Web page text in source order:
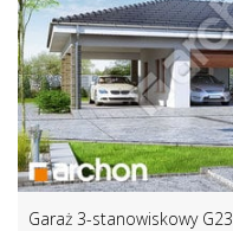
Garaż 3-stanowiskowy G23